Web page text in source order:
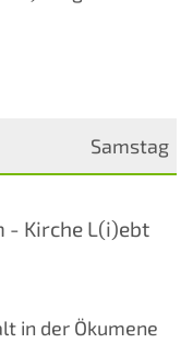
Samstag
- Kirche L(i)ebt
in der Ökumene